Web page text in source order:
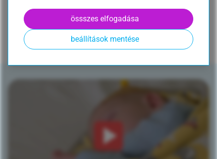
Nézze meg az RTL Reggeli beszélgetését a K&H
gyógyvarázs jövő gyógyítói díjról
össszes elfogadása
beállítások mentése